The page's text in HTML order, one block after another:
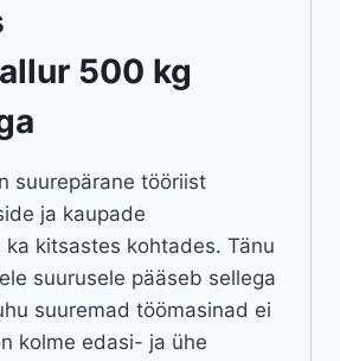
500 kg
suurepärane tööriist
ja kaupade
kitsastes kohtades. Tänu
suurusele pääseb sellega
suuremad töömasinad ei
kolme edasi- ja ühe